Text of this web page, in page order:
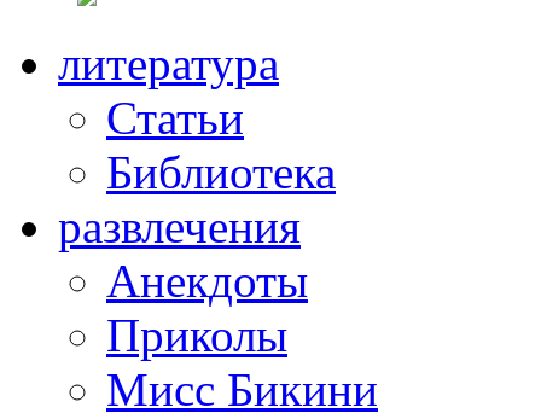
литература
Статьи
Библиотека
развлечения
Анекдоты
Приколы
Мисс Бикини